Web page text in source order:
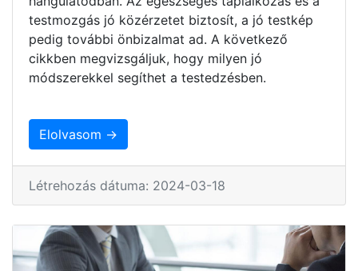
testmozgás jó közérzetet biztosít, a jó testkép
pedig további önbizalmat ad. A következő
cikkben megvizsgáljuk, hogy milyen jó
módszerekkel segíthet a testedzésben.
Elolvasom →
Létrehozás dátuma: 2024-03-18